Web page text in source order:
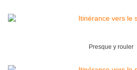
Presque y rouler